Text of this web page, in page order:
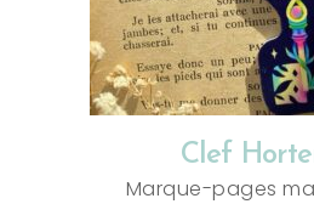
Clef
Marque-pages